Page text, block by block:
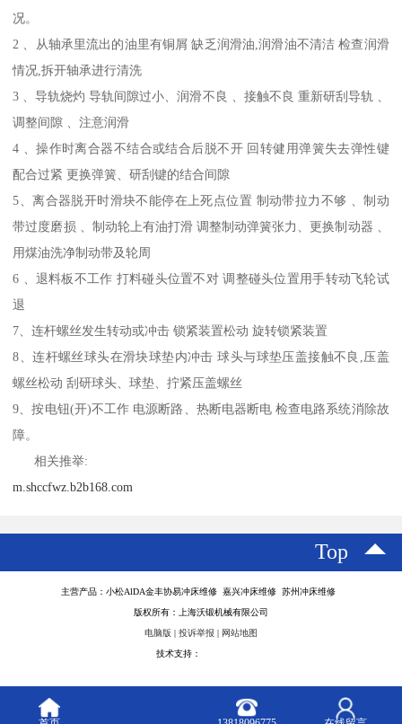
况。
2 、从轴承里流出的油里有铜屑 缺乏润滑油,润滑油不清洁 检查润滑
情况,拆开轴承进行清洗
3 、导轨烧灼 导轨间隙过小、润滑不良 、接触不良 重新研刮导轨 、
调整间隙 、注意润滑
4 、操作时离合器不结合或结合后脱不开 回转健用弹簧失去弹性键
配合过紧 更换弹簧、研刮键的结合间隙
5、离合器脱开时滑块不能停在上死点位置 制动带拉力不够 、制动
带过度磨损 、制动轮上有油打滑 调整制动弹簧张力、更换制动器 、
用煤油洗净制动带及轮周
6 、退料板不工作 打料碰头位置不对 调整碰头位置用手转动飞轮试
退
7、连杆螺丝发生转动或冲击 锁紧装置松动 旋转锁紧装置
8、连杆螺丝球头在滑块球垫内冲击 球头与球垫压盖接触不良,压盖
螺丝松动 刮研球头、球垫、拧紧压盖螺丝
9、按电钮(开)不工作 电源断路、热断电器断电 检查电路系统消除故
障。
相关推举:
m.shccfwz.b2b168.com
Top
主营产品：小松AlDA金丰协易冲床维修 嘉兴冲床维修 苏州冲床维修
版权所有：上海沃锻机械有限公司
电脑版 | 投诉举报 | 网站地图
技术支持：